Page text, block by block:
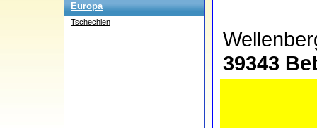
Europa
Tschechien
39343